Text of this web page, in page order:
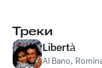
Треки
Libertà
Al Bano,